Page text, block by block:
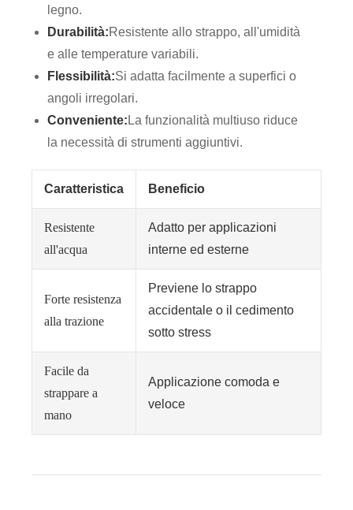
legno.
Durabilità:Resistente allo strappo, all'umidità
e alle temperature variabili.
Flessibilità:Si adatta facilmente a superfici o
angoli irregolari.
Conveniente: La funzionalità multiuso riduce
la necessità di strumenti aggiuntivi.
Caratteristica Beneficio
Resistente
all'acqua
Adatto per applicazioni
interne ed esterne
Forte resistenza
alla trazione
Previene lo strappo
accidentale o il cedimento
sotto stress
Facile da
strappare a
mano
Applicazione comoda e
veloce